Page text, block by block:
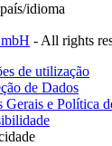
idioma
- All rights
de utilização
de Dados
Gerais e Política